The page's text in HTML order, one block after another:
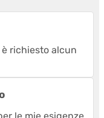
richiesto alcun